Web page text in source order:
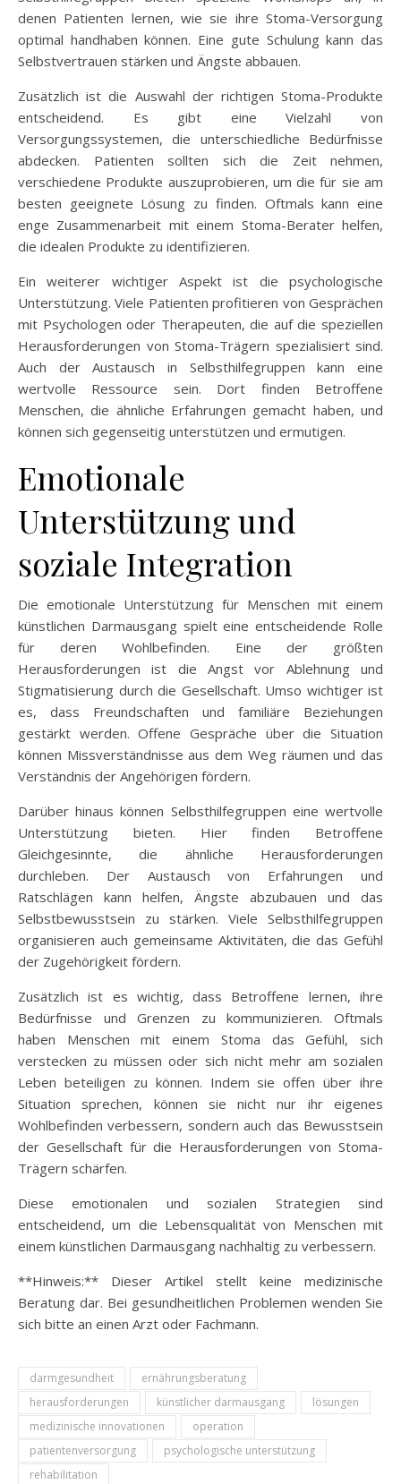
denen Patienten lernen, wie sie ihre Stoma-Versorgung
optimal handhaben können. Eine gute Schulung kann das
Selbstvertrauen stärken und Ängste abbauen.
Zusätzlich ist die Auswahl der richtigen Stoma-Produkte
entscheidend. Es gibt eine Vielzahl von
Versorgungssystemen, die unterschiedliche Bedürfnisse
abdecken. Patienten sollten sich die Zeit nehmen,
verschiedene Produkte auszuprobieren, um die für sie am
besten geeignete Lösung zu finden. Oftmals kann eine
enge Zusammenarbeit mit einem Stoma-Berater helfen,
die idealen Produkte zu identifizieren.
Ein weiterer wichtiger Aspekt ist die psychologische
Unterstützung. Viele Patienten profitieren von Gesprächen
mit Psychologen oder Therapeuten, die auf die speziellen
Herausforderungen von Stoma-Trägern spezialisiert sind.
Auch der Austausch in Selbsthilfegruppen kann eine
wertvolle Ressource sein. Dort finden Betroffene
Menschen, die ähnliche Erfahrungen gemacht haben, und
können sich gegenseitig unterstützen und ermutigen.
Emotionale
Unterstützung und
soziale Integration
Die emotionale Unterstützung für Menschen mit einem
künstlichen Darmausgang spielt eine entscheidende Rolle
für deren Wohlbefinden. Eine der größten
Herausforderungen ist die Angst vor Ablehnung und
Stigmatisierung durch die Gesellschaft. Umso wichtiger ist
es, dass Freundschaften und familiäre Beziehungen
gestärkt werden. Offene Gespräche über die Situation
können Missverständnisse aus dem Weg räumen und das
Verständnis der Angehörigen fördern.
Darüber hinaus können Selbsthilfegruppen eine wertvolle
Unterstützung bieten. Hier finden Betroffene
Gleichgesinnte, die ähnliche Herausforderungen
durchleben. Der Austausch von Erfahrungen und
Ratschlägen kann helfen, Ängste abzubauen und das
Selbstbewusstsein zu stärken. Viele Selbsthilfegruppen
organisieren auch gemeinsame Aktivitäten, die das Gefühl
der Zugehörigkeit fördern.
Zusätzlich ist es wichtig, dass Betroffene lernen, ihre
Bedürfnisse und Grenzen zu kommunizieren. Oftmals
haben Menschen mit einem Stoma das Gefühl, sich
verstecken zu müssen oder sich nicht mehr am sozialen
Leben beteiligen zu können. Indem sie offen über ihre
Situation sprechen, können sie nicht nur ihr eigenes
Wohlbefinden verbessern, sondern auch das Bewusstsein
der Gesellschaft für die Herausforderungen von Stoma-
Trägern schärfen.
Diese emotionalen und sozialen Strategien sind
entscheidend, um die Lebensqualität von Menschen mit
einem künstlichen Darmausgang nachhaltig zu verbessern.
**Hinweis:** Dieser Artikel stellt keine medizinische
Beratung dar. Bei gesundheitlichen Problemen wenden Sie
sich bitte an einen Arzt oder Fachmann.
darmgesundheit
ernährungsberatung
herausforderungen
künstlicher darmausgang
lösungen
medizinische innovationen
operation
patientenversorgung
psychologische unterstützung
rehabilitation